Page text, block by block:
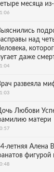
месяца
над
даже
развеяла
Любови
матери
летняя Алена
фигурой